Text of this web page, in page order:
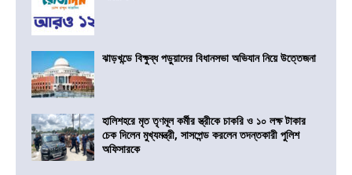
ঝাড়খন্ডে বিক্ষুব্ধ পড়ুয়াদের বিধানসভা অভিযান নিয়ে উত্তেজনা
হালিশহরে মৃত তৃণমূল কর্মীর স্ত্রীকে চাকরি ও ১০ লক্ষ টাকার
চেক দিলেন মুখ্যমন্ত্রী, সাসপেন্ড করলেন তদন্তকারী পুলিশ
অফিসারকে